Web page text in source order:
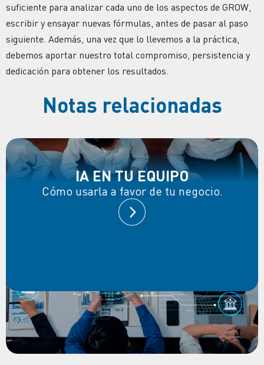
suficiente para analizar cada uno de los aspectos de GROW,
escribir y ensayar nuevas fórmulas, antes de pasar al paso
siguiente. Además, una vez que lo llevemos a la práctica,
debemos aportar nuestro total compromiso, persistencia y
dedicación para obtener los resultados.
Notas relacionadas
IA EN TU EQUIPO
Cómo usarla a favor de tu negocio.